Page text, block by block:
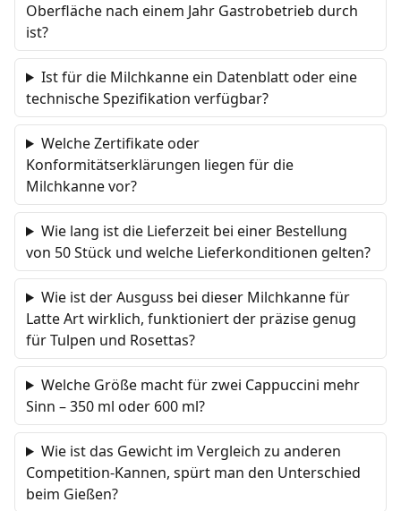
Oberfläche nach einem Jahr Gastrobetrieb durch
ist?
Ist für die Milchkanne ein Datenblatt oder eine
technische Spezifikation verfügbar?
Welche Zertifikate oder
Konformitätserklärungen liegen für die
Milchkanne vor?
Wie lang ist die Lieferzeit bei einer Bestellung
von 50 Stück und welche Lieferkonditionen gelten?
Wie ist der Ausguss bei dieser Milchkanne für
Latte Art wirklich, funktioniert der präzise genug
für Tulpen und Rosettas?
Welche Größe macht für zwei Cappuccini mehr
Sinn – 350 ml oder 600 ml?
Wie ist das Gewicht im Vergleich zu anderen
Competition-Kannen, spürt man den Unterschied
beim Gießen?